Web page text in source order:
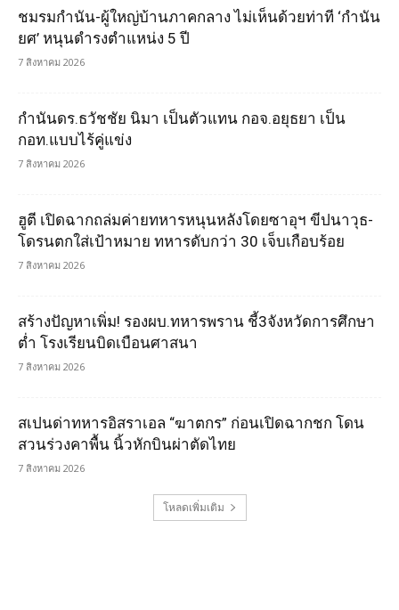
ชมรมกำนัน-ผู้ใหญ่บ้านภาคกลาง ไม่เห็นด้วยท่าที ‘กำนัน
ยศ’ หนุนดำรงตำแหน่ง 5 ปี
7 สิงหาคม 2026
กำนันดร.ธวัชชัย นิมา เป็นตัวแทน กอจ.อยุธยา เป็น
กอท.แบบไร้คู่แข่ง
7 สิงหาคม 2026
ฮูตี เปิดฉากถล่มค่ายทหารหนุนหลังโดยซาอุฯ ขีปนาวุธ-
โดรนตกใส่เป้าหมาย ทหารดับกว่า 30 เจ็บเกือบร้อย
7 สิงหาคม 2026
สร้างปัญหาเพิ่ม! รองผบ.ทหารพราน ชี้3จังหวัดการศึกษา
ต่ำ โรงเรียนบิดเบือนศาสนา
7 สิงหาคม 2026
สเปนด่าทหารอิสราเอล “ฆาตกร” ก่อนเปิดฉากชก โดน
สวนร่วงคาพื้น นิ้วหักบินผ่าตัดไทย
7 สิงหาคม 2026
โหลดเพิ่มเติม